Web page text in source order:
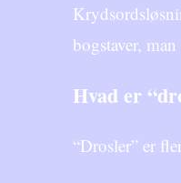
bogstaver, man
Hvad er
“Drosler” er